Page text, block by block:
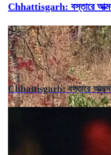
Chhattisgarh: বস্তারে
Chhattisgarh: বস্তারে